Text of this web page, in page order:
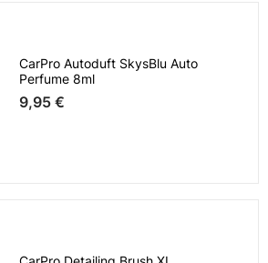
CarPro Autoduft SkysBlu Auto
Perfume 8ml
9,95 €